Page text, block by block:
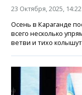
23 Октября, 2025, 14:22
Осень в Караганде
всего несколько
ветви и тихо